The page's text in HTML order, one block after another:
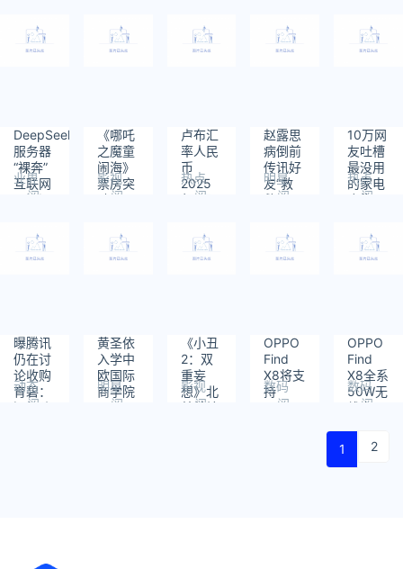
来是密
码在搞
335
4499
元 出厂
超频
277
383
额1分
钟抢完
338
DeepSeek
服务器
“裸奔”
互联网
现漏洞
醒：立
即修改
配置
业界
阅
452
《哪吒
之魔童
闹海》
票房突
破115
用3天
就增加
了15亿
影视
阅
419
卢布汇
率人民
币
2025
年2月5
热点
阅
赵露思
病倒前
传讯好
友“救
救
粉丝急
哭：到
底经历
明星
阅
568
10万网
友吐槽
最没用
的家电
合集：
锅排第
热点
阅
422
曝腾讯
仍在讨
论收购
育碧：
还想防
动态
阅
黄圣依
入学中
欧国际
商学院
明星
阅
《小丑
2：双
重妄
想》北
美首轮
影视
阅
OPPO
Find
X8将支
持
IP66+IP68+IP69：
数码
阅
OPPO
Find
X8全系
50W无
线充
持反向
充电
数码
阅
517
1 2